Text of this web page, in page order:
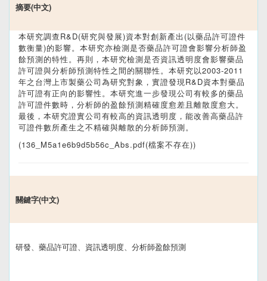
摘要(中文)
本研究調查R&D(研究與發展)資本對創新產出(以藥品許可證件
數衡量)的影響。本研究亦檢測是否藥品許可證會影響分析師盈
餘預測的特性。再則，本研究檢測是否資訊透明度會影響藥品
許可證與分析師預測特性之間的關聯性。本研究以2003-2011
年之台灣上市製藥公司為研究對象，實證發現R&D資本對藥品
許可證有正向的影響性。本研究進一步發現公司有較多的藥品
許可證件數時，分析師的盈餘預測精確度愈差且離散度愈大。
最後，本研究證實公司有較高的資訊透明度，能改善高藥品許
可證件數所產生之不精確與離散的分析師預測。
(136_M5a1e6b9d5b56c_Abs.pdf(檔案不存在))
關鍵字(中文)
研發、藥品許可證、資訊透明度、分析師盈餘預測